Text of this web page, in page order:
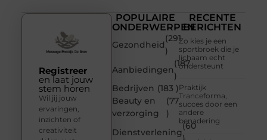
POPULAIRE
ONDERWERPEN
Gezondheid
(291
)
Aanbiedingen
(187
)
Bedrijven (183 )
Beauty en
verzorging
(77
)
Dienstverlening
(60
RECENTE
BERICHTEN
Zo kies je een
sportbroek die je
lichaam echt
ondersteunt
Praktijk
Tranceforma,
succes door een
andere
benadering
Registreer
en laat jouw
stem horen
Wil jij jouw
ervaringen,
inzichten of
creativiteit